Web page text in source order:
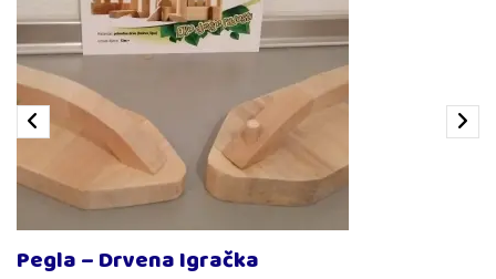
Pegla – Drvena Igračka